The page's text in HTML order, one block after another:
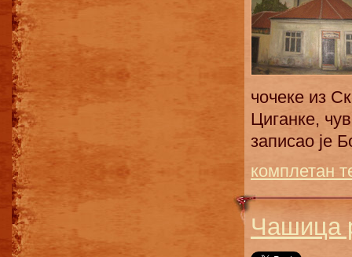
чoчeкe из
Цигaнкe,
зaписao je
комплетан
Чашица